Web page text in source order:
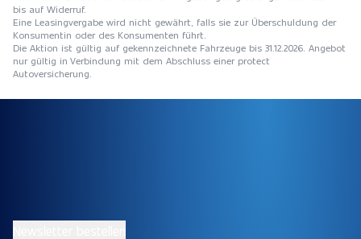
bis auf Widerruf.
Eine Leasingvergabe wird nicht gewährt, falls sie zur Überschuldung der
Konsumentin oder des Konsumenten führt.
Die Aktion ist gültig auf gekennzeichnete Fahrzeuge bis 31.12.2026. Angebot
nur gültig in Verbindung mit dem Abschluss einer protect
Autoversicherung.